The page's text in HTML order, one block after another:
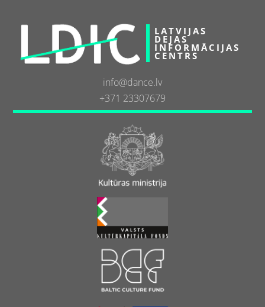
LATVIJAS
DEJAS
INFORMĀCIJAS
CENTRS
info@dance.lv
+371 23307679